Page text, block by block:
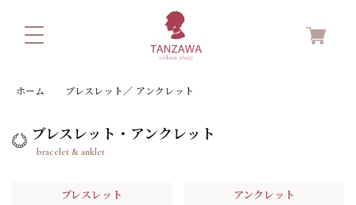
ホーム ブレスレット／ アンクレット
ブレスレット・アンクレット
bracelet & anklet
ブレスレット アンクレット